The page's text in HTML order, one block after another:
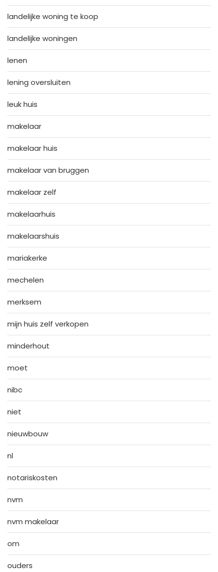
landelijke woning te koop
landelijke woningen
lenen
lening oversluiten
leuk huis
makelaar
makelaar huis
makelaar van bruggen
makelaar zelf
makelaarhuis
makelaarshuis
mariakerke
mechelen
merksem
mijn huis zelf verkopen
minderhout
moet
nibc
niet
nieuwbouw
nl
notariskosten
nvm
nvm makelaar
om
ouders